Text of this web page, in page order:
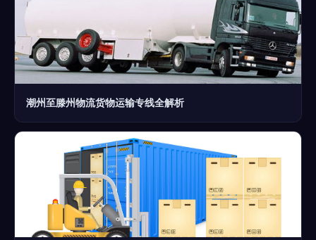
潮州至滕州物流货物运输专线全解析